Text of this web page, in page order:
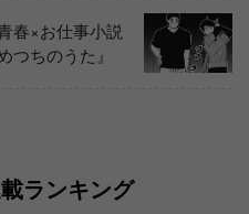
春×お仕事小説
ちのうた』
ランキング